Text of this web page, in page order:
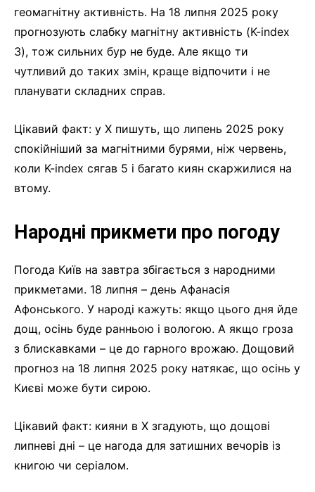
геомагнітну активність. На 18 липня 2025 року
прогнозують слабку магнітну активність (K-index
3), тож сильних бур не буде. Але якщо ти
чутливий до таких змін, краще відпочити і не
планувати складних справ.
Цікавий факт: у X пишуть, що липень 2025 року
спокійніший за магнітними бурями, ніж червень,
коли K-index сягав 5 і багато киян скаржилися на
втому.
Народні прикмети про погоду
Погода Київ на завтра збігається з народними
прикметами. 18 липня – день Афанасія
Афонського. У народі кажуть: якщо цього дня йде
дощ, осінь буде ранньою і вологою. А якщо гроза
з блискавками – це до гарного врожаю. Дощовий
прогноз на 18 липня 2025 року натякає, що осінь у
Києві може бути сирою.
Цікавий факт: кияни в X згадують, що дощові
липневі дні – це нагода для затишних вечорів із
книгою чи серіалом.